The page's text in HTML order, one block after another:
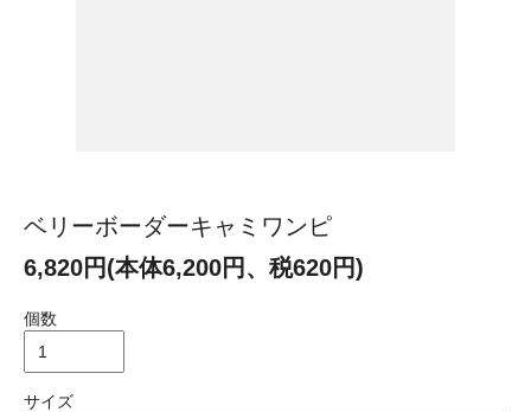
ベリーボーダーキャミワンピ
6,820円(本体6,200円、税620円)
個数
サイズ